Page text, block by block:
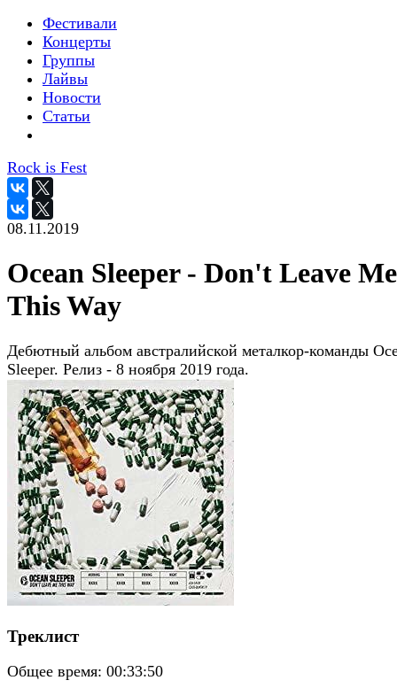
Фестивали
Концерты
Группы
Лайвы
Новости
Статьи
Rock is Fest
08.11.2019
Ocean Sleeper - Don't Leave Me
This Way
Дебютный альбом австралийской металкор-команды
Sleeper. Релиз - 8 ноября 2019 года.
Треклист
Общее время: 00:33:50